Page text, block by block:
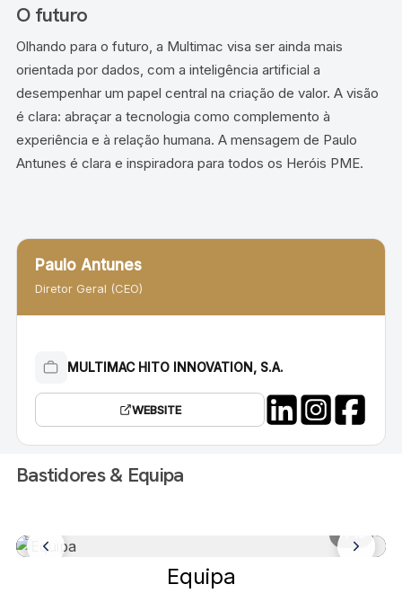
O futuro
Olhando para o futuro, a Multimac visa ser ainda mais
orientada por dados, com a inteligência artificial a
desempenhar um papel central na criação de valor. A visão
é clara: abraçar a tecnologia como complemento à
experiência e à relação humana. A mensagem de Paulo
Antunes é clara e inspiradora para todos os Heróis PME.
Paulo Antunes
Diretor Geral (CEO)
MULTIMAC HITO INNOVATION, S.A.
WEBSITE
Bastidores & Equipa
1
Equipa